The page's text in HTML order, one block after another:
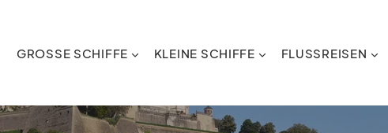
GROSSE SCHIFFE KLEINE SCHIFFE FLUSSREISEN